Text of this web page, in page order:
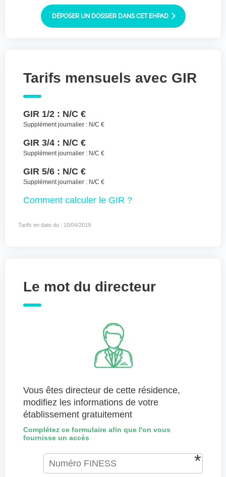
Joindre des fichiers (lettre manuscrite,
dessin, photo ..)
PNG, PDF, JPEG, TAILLE MAX. DES FICHIERS :
100 MB.
J'accepte les CGU (https://www.preprod-
ehpad-trikaya.fr/politique-de-
confidentialite/)*
ENVOYER
DÉPOSER UN DOSSIER DANS CET EHPAD
Tarifs mensuels avec GIR
GIR 1/2 : N/C €
Supplément journalier : N/C €
GIR 3/4 : N/C €
Supplément journalier : N/C €
GIR 5/6 : N/C €
Supplément journalier : N/C €
Comment calculer le GIR ?
Tarifs en date du : 10/04/2019
Le mot du directeur
Vous êtes directeur de cette résidence,
modifiez les informations de votre
établissement gratuitement
Complétez ce formulaire afin que l'on vous
fournisse un accès